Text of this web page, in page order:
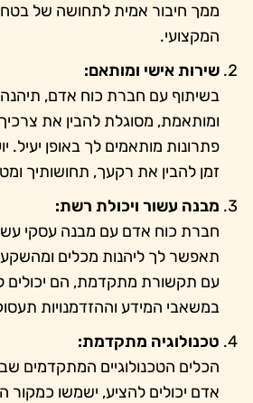
ממך חיבור אמית לתחושה של
המקצועי.
שירות אישי ומותאם:
בשיתוף עם חברת כוח אדם,
ומותאמת, מסוגלת להבין את צרכיך
פתרונות מותאמים לך באופן יעיל.
זמן להבין את רקעך, תחושותיך
מבנה עשור ויכולת רשת:
חברת כוח אדם עם מבנה עסקי
תאפשר לך ליהנות מכלים ומהשקע
עם תקשורת מתקדמת, הם יכולים
במשאבי המידע וההזדמנויות
טכנולוגיה מתקדמת:
הכלים הטכנולוגיים המתקדמים
אדם יכולים להציע, ישמשו כמקור